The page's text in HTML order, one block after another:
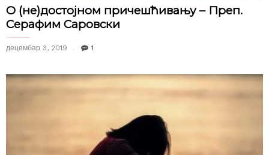
О (не)достојном причешћивању – Преп.
Серафим Саровски
децембар 3, 2019 1